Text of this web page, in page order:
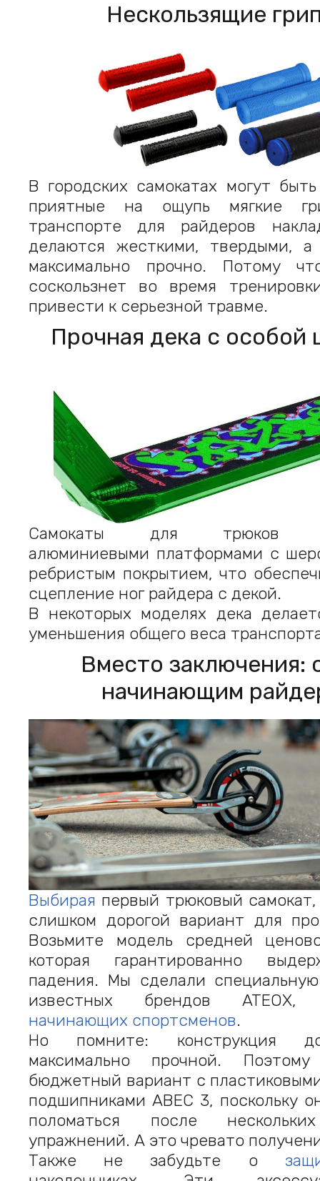
Нескользящие
В городских самокатах могут
приятные на ощупь мягкие
транспорте для райдеров
делаются жесткими, твердыми, а
максимально прочно. Потому
соскользнет во время
привести к серьезной травме.
Прочная дека с особой
Самокаты для трюков
алюминиевыми платформами с
ребристым покрытием, что
сцепление ног райдера с декой.
В некоторых моделях дека
уменьшения общего веса
Вместо заключения:
начинающим
Выбирая первый трюковый
слишком дорогой вариант для
Возьмите модель средней
которая гарантированно
падения. Мы сделали
известных брендов
начинающих спортсменов.
Но помните: конструкция
максимально прочной.
бюджетный вариант с
подшипниками АВЕС 3, поскольку
поломаться после
упражнений. А это чревато
Также не забудьте о